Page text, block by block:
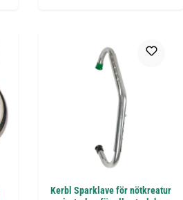
Kerbl Sparklave för nötkreatur